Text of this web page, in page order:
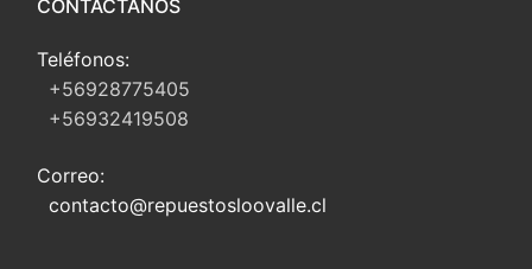
CONTÁCTANOS
Teléfonos:
+56928775405
+56932419508
Correo:
contacto@repuestosloovalle.cl